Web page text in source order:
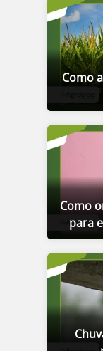
Como
Como
para